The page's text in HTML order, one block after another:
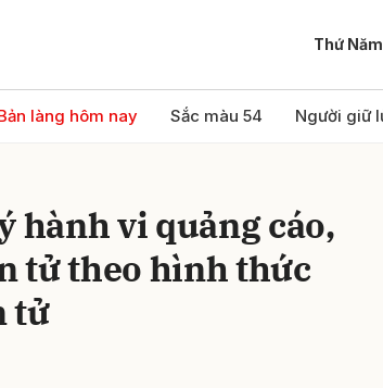
Thứ
làng hôm nay Sắc màu 54 Người giữ
hành vi quảng cáo,
tử theo hình thức
tử
luận